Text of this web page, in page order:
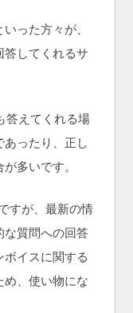
った方々が、
してくれるサ
答えてくれる場
ったり、正し
多いです。
すが、最新の情
な質問への回答
イスに関する
、使い物にな